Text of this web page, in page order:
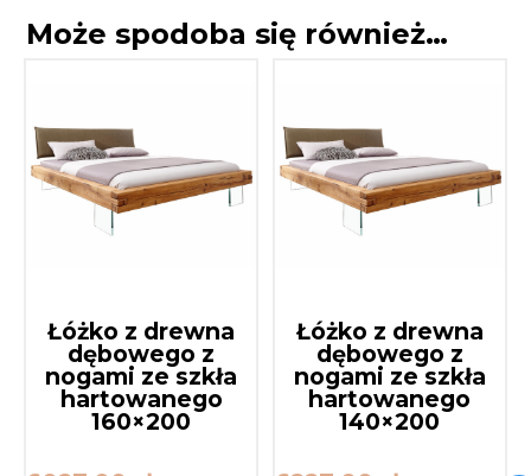
Może spodoba się również…
Łóżko z drewna
dębowego z
nogami ze szkła
hartowanego
160×200
Łóżko z drewna
dębowego z
nogami ze szkła
hartowanego
140×200